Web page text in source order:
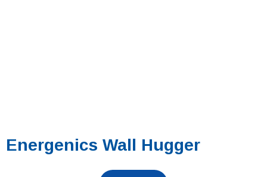
Energenics Wall Hugger